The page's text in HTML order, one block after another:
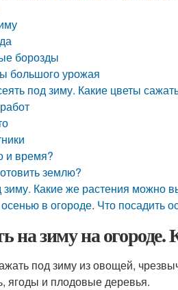
борозды
большого урожая
под зиму. Какие цветы
и время?
землю?
Какие же растения можно
в огороде. Что посадить
на зиму на
под зиму из овощей,
ягоды и плодовые деревья.